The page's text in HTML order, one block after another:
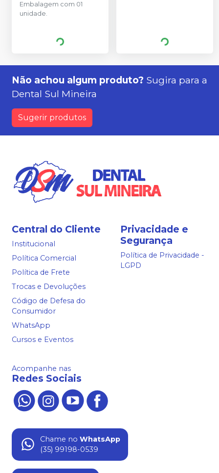
Embalagem com 01
unidade.
Não achou algum produto? Sugira para a
Dental Sul Mineira
Sugerir produtos
Central do Cliente
Institucional
Política Comercial
Política de Frete
Trocas e Devoluções
Código de Defesa do
Consumidor
WhatsApp
Cursos e Eventos
Privacidade e
Segurança
Política de Privacidade -
LGPD
Acompanhe nas
Redes Sociais
Chame no WhatsApp
(35) 99198-0539